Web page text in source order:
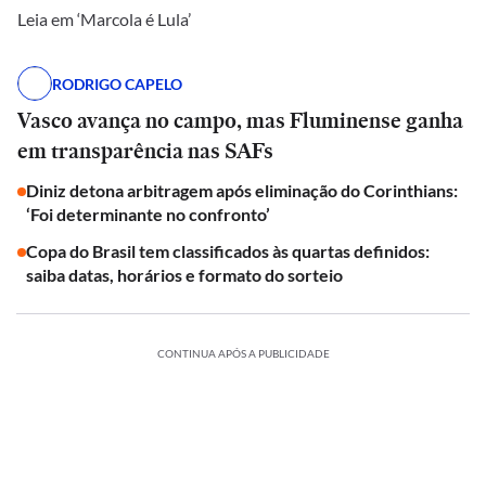
Leia em ‘Marcola é Lula’
RODRIGO CAPELO
Vasco avança no campo, mas Fluminense ganha
em transparência nas SAFs
Diniz detona arbitragem após eliminação do Corinthians:
‘Foi determinante no confronto’
Copa do Brasil tem classificados às quartas definidos:
saiba datas, horários e formato do sorteio
CONTINUA APÓS A PUBLICIDADE